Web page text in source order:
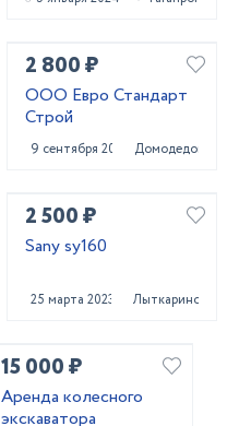
2 800 ₽
ООО Евро Стандарт
Строй
9 сентября 2023 Домодедово
2 500 ₽
Sany sy160
25 марта 2023 Лыткарино
15 000 ₽
Аренда колесного
экскаватора